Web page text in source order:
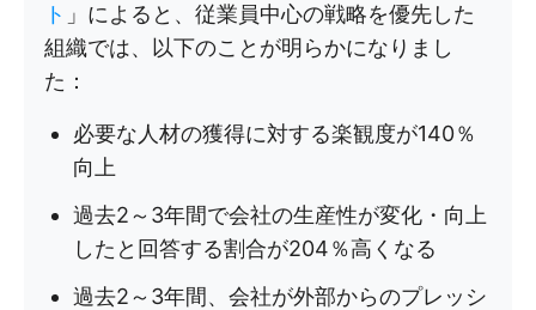
ト 」によると、従業員中心の戦略を優先した
組織では、以下のことが明らかになりまし
た：
必要な人材の獲得に対する楽観度が140％
向上
過去2～3年間で会社の生産性が変化・向上
したと回答する割合が204％高くなる
過去2～3年間、会社が外部からのプレッシ